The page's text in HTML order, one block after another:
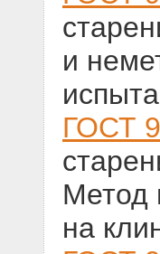
и
ГОСТ
Метод
на